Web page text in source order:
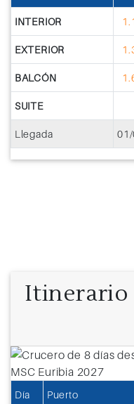
INTERIOR
EXTERIOR
BALCÓN
SUITE
Llegada
Itinerario
Día Puerto